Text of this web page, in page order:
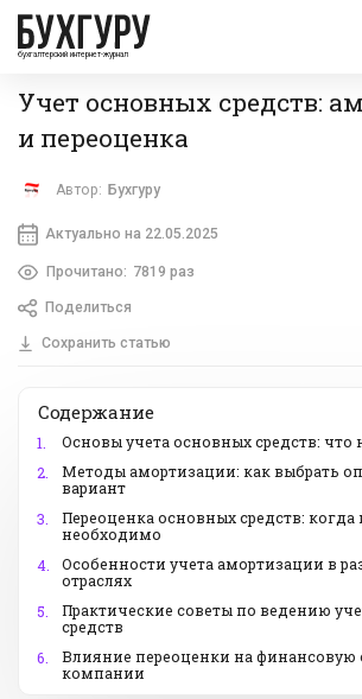
бухгалтерский интернет-журнал
Учет основных средств:
и переоценка
Автор: Бухгуру
Актуально на 22.05.2025
Прочитано: 7819 раз
Поделиться
Сохранить статью
Содержание
1.
Основы учета основных средств: что
2.
Методы амортизации: как выбрать
вариант
3.
Переоценка основных средств: когда
необходимо
4.
Особенности учета амортизации в
отраслях
5.
Практические советы по ведению
средств
6.
Влияние переоценки на финансовую
компании